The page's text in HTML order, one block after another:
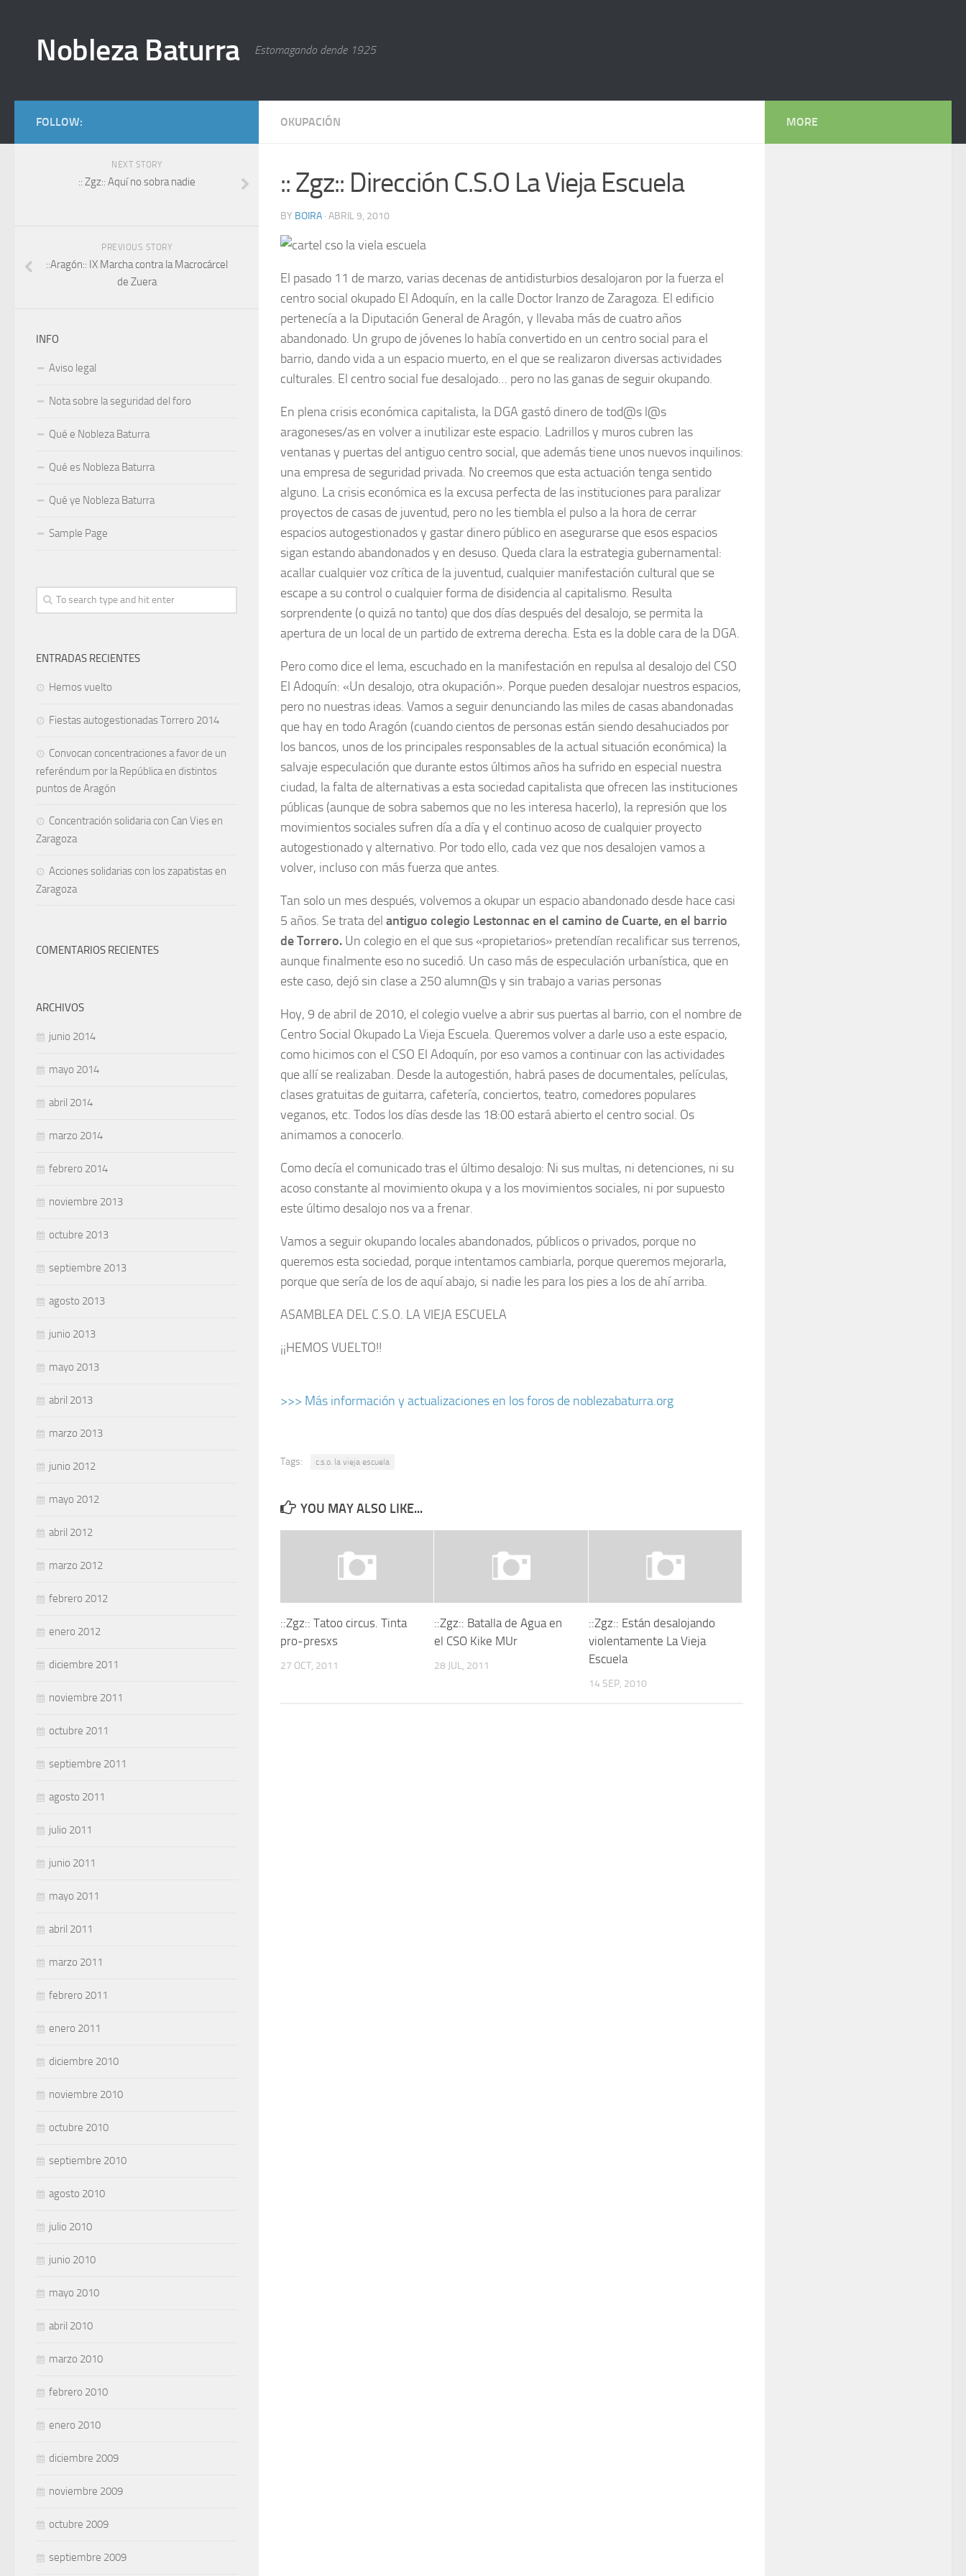
Nobleza Baturra Estomagando dende 1925
OKUPACIÓN
:: Zgz:: Dirección C.S.O La Vieja Escuela
BY BOIRA · ABRIL 9, 2010
El pasado 11 de marzo, varias decenas de antidisturbios desalojaron por la fuerza el
centro social okupado El Adoquín, en la calle Doctor Iranzo de Zaragoza. El edificio
pertenecía a la Diputación General de Aragón, y llevaba más de cuatro años
abandonado. Un grupo de jóvenes lo había convertido en un centro social para el
barrio, dando vida a un espacio muerto, en el que se realizaron diversas actividades
culturales. El centro social fue desalojado… pero no las ganas de seguir okupando.
En plena crisis económica capitalista, la DGA gastó dinero de tod@s l@s
aragoneses/as en volver a inutilizar este espacio. Ladrillos y muros cubren las
ventanas y puertas del antiguo centro social, que además tiene unos nuevos inquilinos:
una empresa de seguridad privada. No creemos que esta actuación tenga sentido
alguno. La crisis económica es la excusa perfecta de las instituciones para paralizar
proyectos de casas de juventud, pero no les tiembla el pulso a la hora de cerrar
espacios autogestionados y gastar dinero público en asegurarse que esos espacios
sigan estando abandonados y en desuso. Queda clara la estrategia gubernamental:
acallar cualquier voz crítica de la juventud, cualquier manifestación cultural que se
escape a su control o cualquier forma de disidencia al capitalismo. Resulta
sorprendente (o quizá no tanto) que dos días después del desalojo, se permita la
apertura de un local de un partido de extrema derecha. Esta es la doble cara de la DGA.
Pero como dice el lema, escuchado en la manifestación en repulsa al desalojo del CSO
El Adoquín: «Un desalojo, otra okupación». Porque pueden desalojar nuestros espacios,
pero no nuestras ideas. Vamos a seguir denunciando las miles de casas abandonadas
que hay en todo Aragón (cuando cientos de personas están siendo desahuciados por
los bancos, unos de los principales responsables de la actual situación económica) la
salvaje especulación que durante estos últimos años ha sufrido en especial nuestra
ciudad, la falta de alternativas a esta sociedad capitalista que ofrecen las instituciones
públicas (aunque de sobra sabemos que no les interesa hacerlo), la represión que los
movimientos sociales sufren día a día y el continuo acoso de cualquier proyecto
autogestionado y alternativo. Por todo ello, cada vez que nos desalojen vamos a
volver, incluso con más fuerza que antes.
Tan solo un mes después, volvemos a okupar un espacio abandonado desde hace casi
5 años. Se trata del antiguo colegio Lestonnac en el camino de Cuarte, en el barrio
de Torrero. Un colegio en el que sus «propietarios» pretendían recalificar sus terrenos,
aunque finalmente eso no sucedió. Un caso más de especulación urbanística, que en
este caso, dejó sin clase a 250 alumn@s y sin trabajo a varias personas
Hoy, 9 de abril de 2010, el colegio vuelve a abrir sus puertas al barrio, con el nombre de
Centro Social Okupado La Vieja Escuela. Queremos volver a darle uso a este espacio,
como hicimos con el CSO El Adoquín, por eso vamos a continuar con las actividades
que allí se realizaban. Desde la autogestión, habrá pases de documentales, películas,
clases gratuitas de guitarra, cafetería, conciertos, teatro, comedores populares
veganos, etc. Todos los días desde las 18:00 estará abierto el centro social. Os
animamos a conocerlo.
Como decía el comunicado tras el último desalojo: Ni sus multas, ni detenciones, ni su
acoso constante al movimiento okupa y a los movimientos sociales, ni por supuesto
este último desalojo nos va a frenar.
Vamos a seguir okupando locales abandonados, públicos o privados, porque no
queremos esta sociedad, porque intentamos cambiarla, porque queremos mejorarla,
porque que sería de los de aquí abajo, si nadie les para los pies a los de ahí arriba.
ASAMBLEA DEL C.S.O. LA VIEJA ESCUELA
¡¡HEMOS VUELTO!!
>>> Más información y actualizaciones en los foros de noblezabaturra.org
Tags: c.s.o. la vieja escuela
YOU MAY ALSO LIKE...
::Zgz:: Tatoo circus. Tinta
pro-presxs
27 OCT, 2011
::Zgz:: Batalla de Agua en
el CSO Kike MUr
28 JUL, 2011
::Zgz:: Están desalojando
violentamente La Vieja
Escuela
14 SEP, 2010
FOLLOW:
NEXT STORY
:: Zgz:: Aquí no sobra nadie
PREVIOUS STORY
::Aragón:: IX Marcha contra la Macrocárcel
de Zuera
INFO
Aviso legal
Nota sobre la seguridad del foro
Qué e Nobleza Baturra
Qué es Nobleza Baturra
Qué ye Nobleza Baturra
Sample Page
ENTRADAS RECIENTES
Hemos vuelto
Fiestas autogestionadas Torrero 2014
Convocan concentraciones a favor de un
referéndum por la República en distintos
puntos de Aragón
Concentración solidaria con Can Vies en
Zaragoza
Acciones solidarias con los zapatistas en
Zaragoza
COMENTARIOS RECIENTES
ARCHIVOS
junio 2014
mayo 2014
abril 2014
marzo 2014
febrero 2014
noviembre 2013
octubre 2013
septiembre 2013
agosto 2013
junio 2013
mayo 2013
abril 2013
marzo 2013
junio 2012
mayo 2012
abril 2012
marzo 2012
febrero 2012
enero 2012
diciembre 2011
noviembre 2011
octubre 2011
septiembre 2011
agosto 2011
julio 2011
junio 2011
mayo 2011
abril 2011
marzo 2011
febrero 2011
enero 2011
diciembre 2010
noviembre 2010
octubre 2010
septiembre 2010
agosto 2010
julio 2010
junio 2010
mayo 2010
abril 2010
marzo 2010
febrero 2010
enero 2010
diciembre 2009
noviembre 2009
octubre 2009
septiembre 2009
MORE